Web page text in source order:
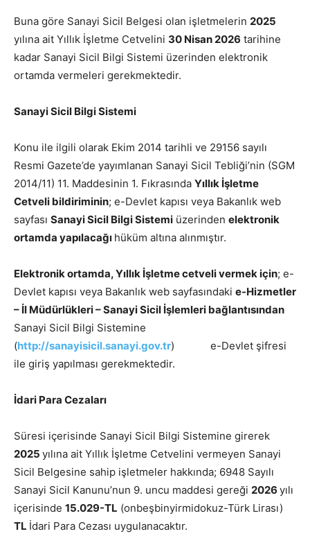
Buna göre Sanayi Sicil Belgesi olan işletmelerin 2025
yılına ait Yıllık İşletme Cetvelini 30 Nisan 2026 tarihine
kadar Sanayi Sicil Bilgi Sistemi üzerinden elektronik
ortamda vermeleri gerekmektedir.
Sanayi Sicil Bilgi Sistemi
Konu ile ilgili olarak Ekim 2014 tarihli ve 29156 sayılı
Resmi Gazete’de yayımlanan Sanayi Sicil Tebliği’nin (SGM
2014/11) 11. Maddesinin 1. Fıkrasında Yıllık İşletme
Cetveli bildiriminin; e-Devlet kapısı veya Bakanlık web
sayfası Sanayi Sicil Bilgi Sistemi üzerinden elektronik
ortamda yapılacağı hüküm altına alınmıştır.
Elektronik ortamda, Yıllık İşletme cetveli vermek için; e-
Devlet kapısı veya Bakanlık web sayfasındaki e-Hizmetler
– İl Müdürlükleri – Sanayi Sicil İşlemleri bağlantısından
Sanayi Sicil Bilgi Sistemine
(http://sanayisicil.sanayi.gov.tr) e-Devlet şifresi
ile giriş yapılması gerekmektedir.
İdari Para Cezaları
Süresi içerisinde Sanayi Sicil Bilgi Sistemine girerek
2025 yılına ait Yıllık İşletme Cetvelini vermeyen Sanayi
Sicil Belgesine sahip işletmeler hakkında; 6948 Sayılı
Sanayi Sicil Kanunu’nun 9. uncu maddesi gereği 2026 yılı
içerisinde 15.029-TL (onbeşbinyirmidokuz-Türk Lirası)
TL İdari Para Cezası uygulanacaktır.